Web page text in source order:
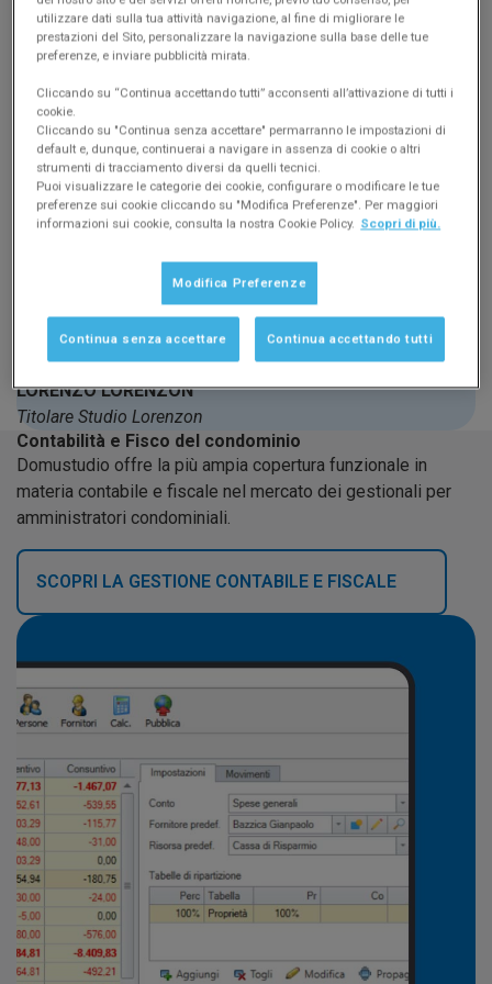
Titolare Studio Arkom
Domustudio, grazie all'affidabilità, alla solidità e alle sue
funzioni, ci ha permesso di efficientare i processi lavorativi.
LORENZO LORENZON
Titolare Studio Lorenzon
Contabilità e Fisco del condominio
Domustudio offre la più ampia copertura funzionale in
materia contabile e fiscale nel mercato dei gestionali per
amministratori condominiali.
SCOPRI LA GESTIONE CONTABILE E FISCALE
utilizzare dati sulla tua attività navigazione, al fine di migliorare le
prestazioni del Sito, personalizzare la navigazione sulla base delle tue
preferenze, e inviare pubblicità mirata.
Cliccando su “Continua accettando tutti” acconsenti all’attivazione di tutti i
cookie.
Cliccando su "Continua senza accettare" permarranno le impostazioni di
default e, dunque, continuerai a navigare in assenza di cookie o altri
strumenti di tracciamento diversi da quelli tecnici.
Puoi visualizzare le categorie dei cookie, configurare o modificare le tue
preferenze sui cookie cliccando su "Modifica Preferenze". Per maggiori
informazioni sui cookie, consulta la nostra Cookie Policy. Scopri di più.
Modifica Preferenze
Continua senza accettare Continua accettando tutti